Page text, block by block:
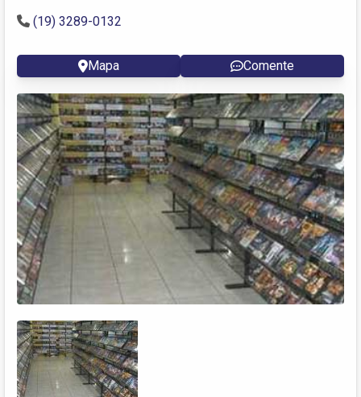
(19) 3289-0132
Mapa Comente